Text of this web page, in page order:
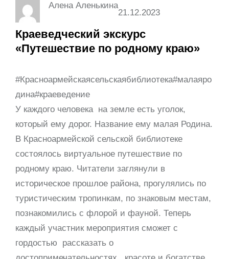
Алена Аленькина
21.12.2023
Краеведческий экскурс
«Путешествие по родному краю»
#Красноармейскаясельскаябиблиотека#малаяро
дина#краеведение
У каждого человека на земле есть уголок,
который ему дорог. Название ему малая Родина.
В Красноармейской сельской библиотеке
состоялось виртуальное путешествие по
родному краю. Читатели заглянули в
историческое прошлое района, прогулялись по
туристическим тропинкам, по знаковым местам,
познакомились с флорой и фауной. Теперь
каждый участник мероприятия сможет с
гордостью рассказать о